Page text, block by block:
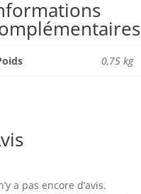
0,75 kg
a pas encore d’avis.